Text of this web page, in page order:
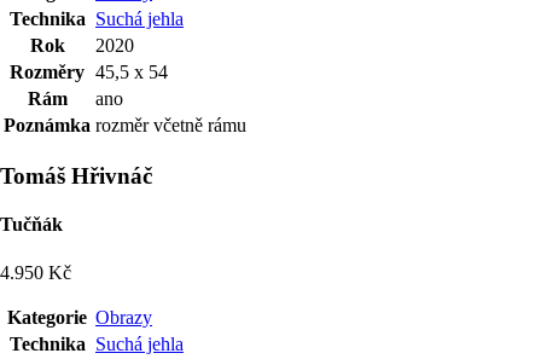
Technika Suchá jehla
Rok
2020
Rozměry 45,5 x 54
Rám
ano
Poznámka rozměr včetně rámu
Tomáš Hřivnáč
Tučňák
4.950 Kč
Kategorie Obrazy
Technika Suchá jehla